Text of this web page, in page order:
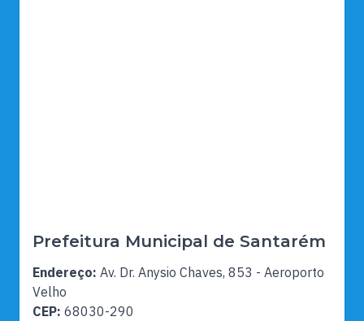
Prefeitura Municipal de Santarém
Endereço: Av. Dr. Anysio Chaves, 853 - Aeroporto
Velho
CEP: 68030-290